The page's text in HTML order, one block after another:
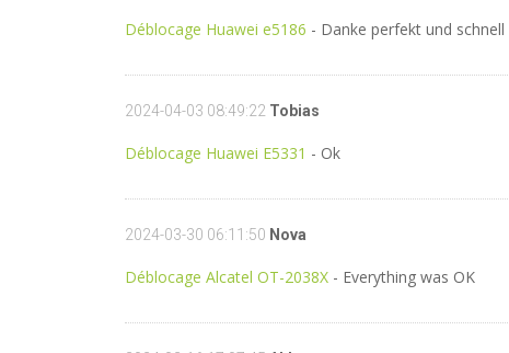
Déblocage Huawei e5186 - Danke perfekt und schnell
2024-04-03 08:49:22 Tobias
Déblocage Huawei E5331 - Ok
2024-03-30 06:11:50 Nova
Déblocage Alcatel OT-2038X - Everything was OK